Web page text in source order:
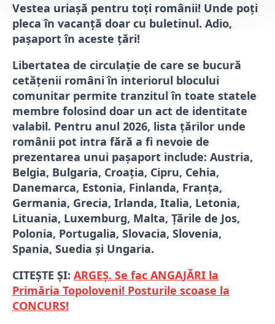
Vestea uriașă pentru toți românii! Unde poți
pleca în vacanță doar cu buletinul. Adio,
pașaport în aceste țări!
Libertatea de circulație de care se bucură
cetățenii români în interiorul blocului
comunitar permite tranzitul în toate statele
membre folosind doar un act de identitate
valabil. Pentru anul 2026, lista țărilor unde
românii pot intra fără a fi nevoie de
prezentarea unui pașaport include: Austria,
Belgia, Bulgaria, Croația, Cipru, Cehia,
Danemarca, Estonia, Finlanda, Franța,
Germania, Grecia, Irlanda, Italia, Letonia,
Lituania, Luxemburg, Malta, Țările de Jos,
Polonia, Portugalia, Slovacia, Slovenia,
Spania, Suedia și Ungaria.
CITEȘTE ȘI: ARGEȘ. Se fac ANGAJĂRI la
Primăria Topoloveni! Posturile scoase la
CONCURS!